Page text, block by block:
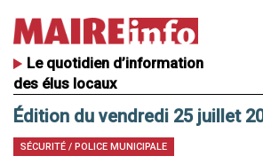
Le quotidien d’information
des élus locaux
Édition du vendredi 25 juillet
SÉCURITÉ / POLICE MUNICIPALE